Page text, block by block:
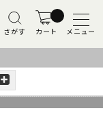
さがす カート メニュー